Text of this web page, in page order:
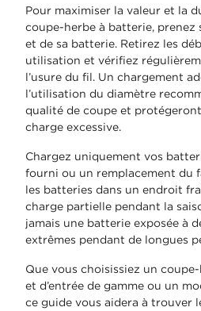
Pour maximiser la valeur et la
coupe-herbe à batterie, prenez
et de sa batterie. Retirez les
utilisation et vérifiez
l’usure du fil. Un chargement
l’utilisation du diamètre
qualité de coupe et
charge excessive.
Chargez uniquement vos
fourni ou un remplacement du
les batteries dans un endroit
charge partielle pendant la
jamais une batterie exposée à
extrêmes pendant de longues
Que vous choisissiez un
et d’entrée de gamme ou un
ce guide vous aidera à trouver